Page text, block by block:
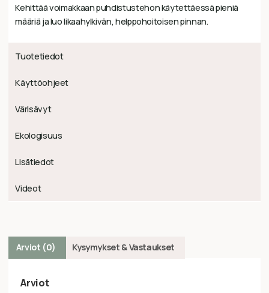
Kehittää voimakkaan puhdistustehon käytettäessä pieniä
määriä ja luo likaahylkivän, helppohoitoisen pinnan.
Tuotetiedot
Käyttöohjeet
Värisävyt
Ekologisuus
Lisätiedot
Videot
Arviot (0) Kysymykset & Vastaukset
Arviot